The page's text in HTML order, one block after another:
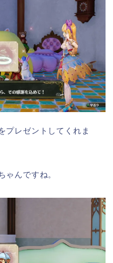
プレゼントしてくれま
ゃんですね。